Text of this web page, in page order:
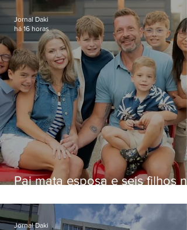
Pai mata esposa e seis filhos
Jornal Daki
há 16 horas
Jornal Daki